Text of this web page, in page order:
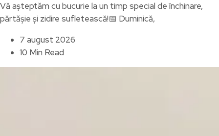
Vă așteptăm cu bucurie la un timp special de închinare,
părtășie și zidire sufletească!📅 Duminică,
7 august 2026
10 Min Read